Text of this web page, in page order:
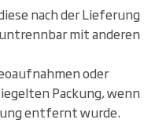
nach der Lieferung
mit anderen
oder
Packung, wenn
entfernt wurde.